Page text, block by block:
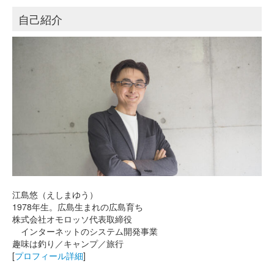
自己紹介
江島悠（えしまゆう）
1978年生。広島生まれの広島育ち
株式会社オモロッソ代表取締役
インターネットのシステム開発事業
趣味は釣り／キャンプ／旅行
[プロフィール詳細]